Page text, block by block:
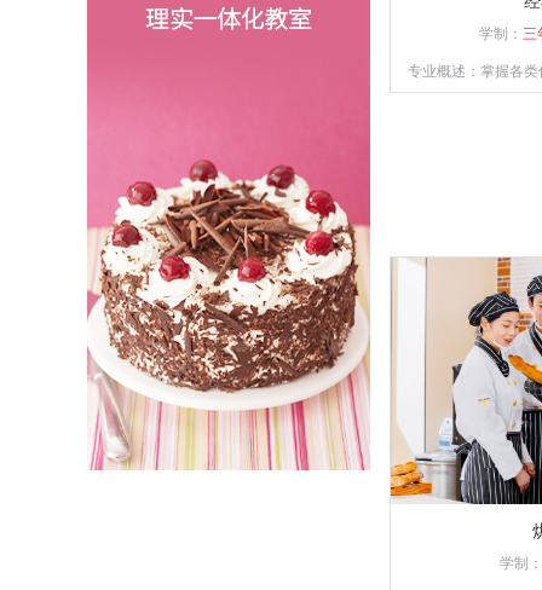
学制： 三
专业概述：掌握各
学制